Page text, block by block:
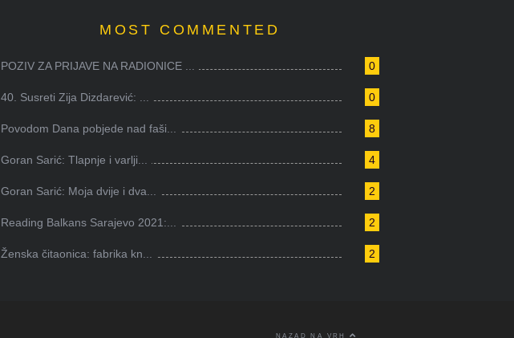
MOST COMMENTED
0
POZIV ZA PRIJAVE NA RADIONICE ...
0
40. Susreti Zija Dizdarević: ...
8
Povodom Dana pobjede nad faši...
4
Goran Sarić: Tlapnje i varlji...
2
Goran Sarić: Moja dvije i dva...
2
Reading Balkans Sarajevo 2021:...
2
Ženska čitaonica: fabrika kn...
NAZAD NA VRH